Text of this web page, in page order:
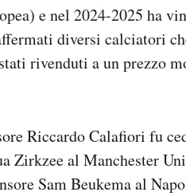
e nel 2024-2025 ha
diversi calciatori
rivenduti a un prezzo
Riccardo Calafiori fu
Zirkzee al Manchester
Sam Beukema al